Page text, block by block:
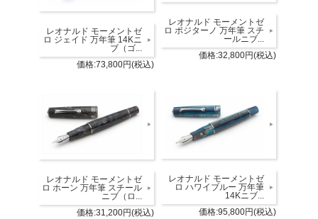
レオナルド モーメントゼ
ロ ジェイド 万年筆 14Kニ
ブ（ゴ...
価格:73,800円(税込)
レオナルド モーメントゼ
ロ ポジターノ 万年筆 スチ
ールニブ...
価格:32,800円(税込)
レオナルド モーメントゼ
ロ ホーン 万年筆 スチール
ニブ（ロ...
価格:31,200円(税込)
レオナルド モーメントゼ
ロ ハワイブルー 万年筆
14Kニブ...
価格:95,800円(税込)